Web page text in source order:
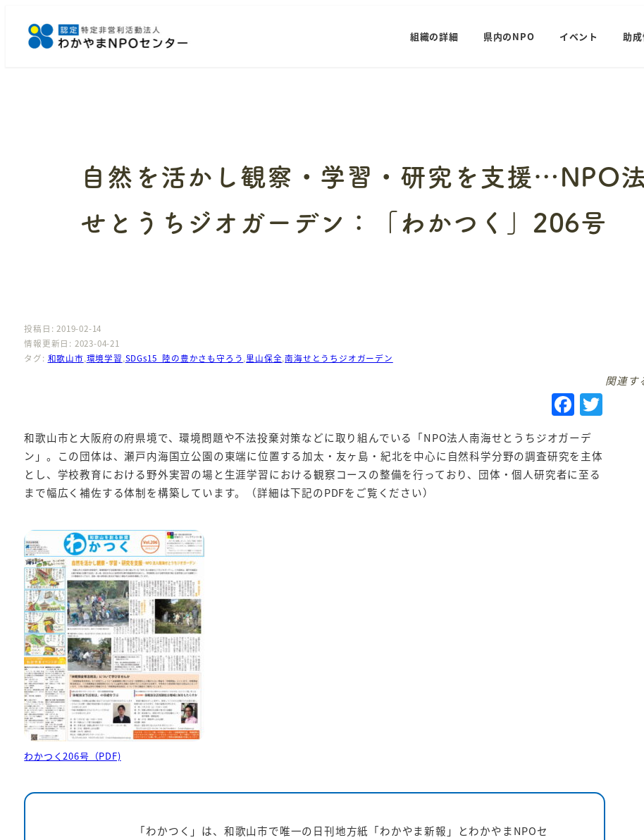
組織の詳細 県内のNPO イベント 助
自然を活かし観察・学習・研究を支援…NPO
せとうちジオガーデン：「わかつく」206号
投稿日: 2019-02-14
情報更新日: 2023-04-21
タグ: 和歌山市,環境学習,SDGs15_陸の豊かさも守ろう,里山保全,南海せとうちジオガーデン
F
a
c
e
和歌山市と大阪府の府県境で、環境問題や不法投棄対策などに取り組んでいる「NPO法人南海せとうちジオガーデ
ン」。この団体は、瀬戸内海国立公園の東端に位置する加太・友ヶ島・紀北を中心に自然科学分野の調査研究を主体
とし、学校教育における野外実習の場と生涯学習における観察コースの整備を行っており、団体・個人研究者に至る
まで幅広く補佐する体制を構築しています。（詳細は下記のPDFをご覧ください）
わかつく206号（PDF)
「わかつく」は、和歌山市で唯一の日刊地方紙「わかやま新報」とわかやまNPOセ
関連す